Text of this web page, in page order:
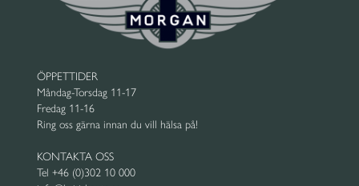
ÖPPETTIDER
Måndag-Torsdag 11-17
Fredag 11-16
Ring oss gärna innan du vill hälsa på!
KONTAKTA OSS
Tel +46 (0)302 10 000